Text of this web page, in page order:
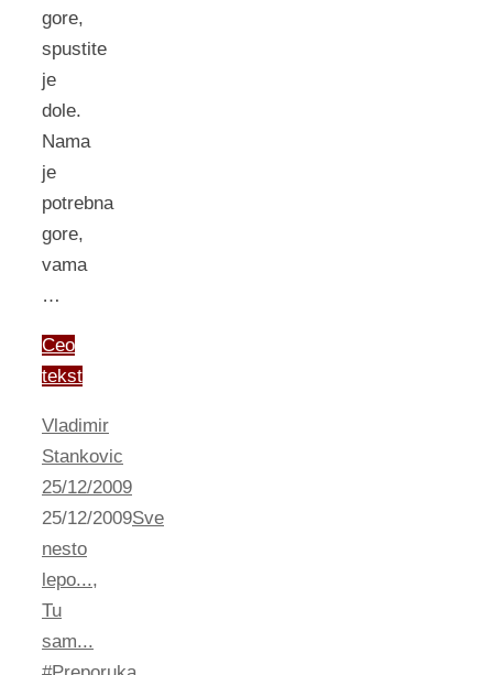
gore,
spustite
je
dole.
Nama
je
potrebna
gore,
vama
…
Ceo
tekst
Vladimir
Stankovic
25/12/2009
25/12/2009Sve
nesto
lepo...,
Tu
sam...